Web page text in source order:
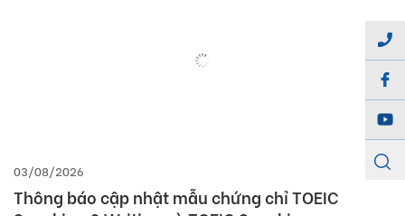
03/08/2026
Thông báo cập nhật mẫu chứng chỉ TOEIC